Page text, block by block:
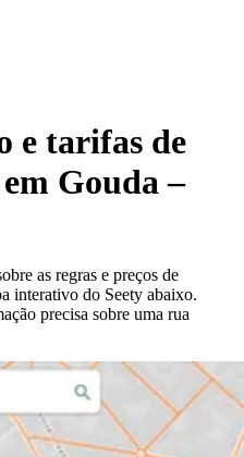
e tarifas de
Gouda –
as regras e preços de
interativo do Seety abaixo.
precisa sobre uma rua